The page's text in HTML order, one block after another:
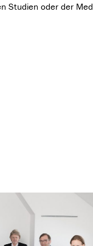
Studien oder der Med